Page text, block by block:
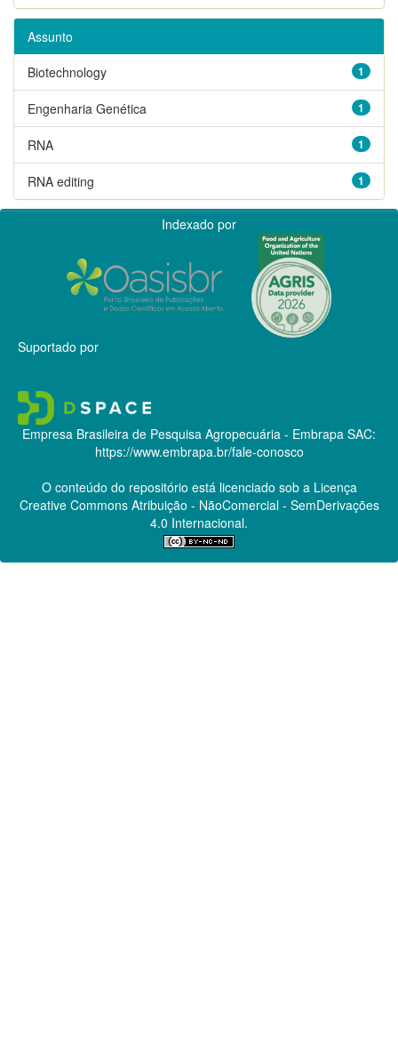
Assunto
1
Biotechnology
1
Engenharia Genética
1
RNA
1
RNA editing
Indexado por
Suportado por
Empresa Brasileira de Pesquisa Agropecuária - Embrapa SAC:
https://www.embrapa.br/fale-conosco
O conteúdo do repositório está licenciado sob a Licença
Creative CommonsAtribuição - NãoComercial - SemDerivações
4.0 Internacional.